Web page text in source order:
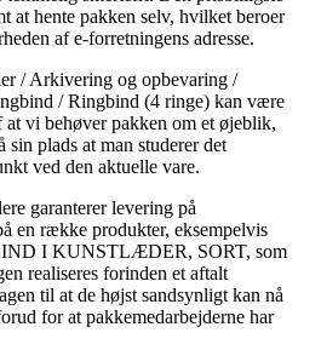
at hente pakken selv, hvilket beroer
af e-forretningens adresse.
/ Arkivering og opbevaring /
/ Ringbind (4 ringe) kan være
vi behøver pakken om et øjeblik,
sin plads at man studerer det
ved den aktuelle vare.
garanterer levering på
en række produkter, eksempelvis
I KUNSTLÆDER, SORT, som
realiseres forinden et aftalt
til at de højst sandsynligt kan nå
for at pakkemedarbejderne har